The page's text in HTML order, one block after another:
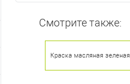
Смотрите также:
Краска масляная зеленая